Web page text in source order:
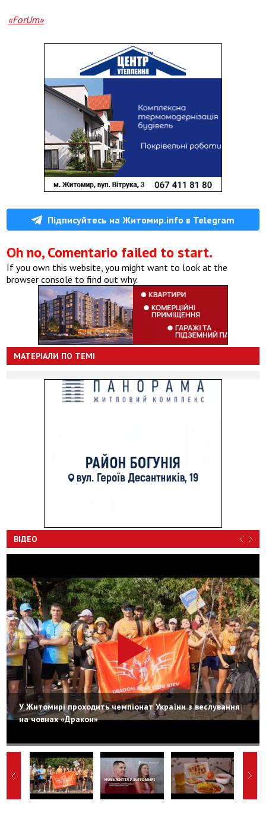
«ForUm»
Підписуйтесь на Житомир.info в Telegram
Oh no, Comentario failed to start.
If you own this website, you might want to look at the
browser console to find out why.
МАТЕРІАЛИ ПО ТЕМІ
ВІДЕО
У Житомирі проходить чемпіонат України з веслування
на човнах «Дракон»